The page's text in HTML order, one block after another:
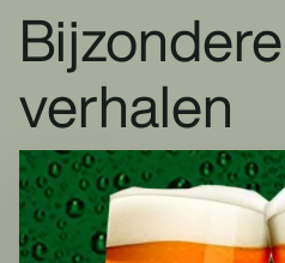
Bijzondere
verhalen